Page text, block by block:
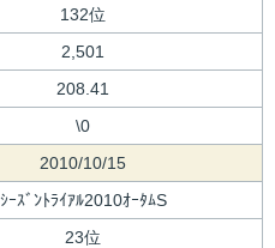
132位
2,501
208.41
\0
2010/10/15
ｼｰｽﾞﾝﾄﾗｲｱﾙ2010ｵｰﾀﾑS
23位